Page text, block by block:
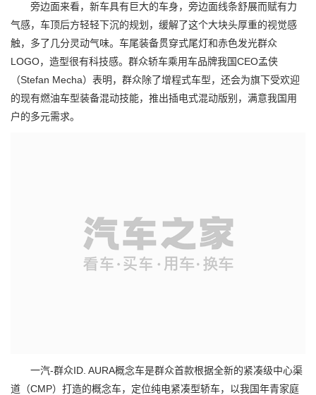
旁边面来看，新车具有巨大的车身，旁边面线条舒展而赋有力
气感，车顶后方轻轻下沉的规划，缓解了这个大块头厚重的视觉感
触，多了几分灵动气味。车尾装备贯穿式尾灯和赤色发光群众
LOGO，造型很有科技感。群众轿车乘用车品牌我国CEO孟侠
（Stefan Mecha）表明，群众除了增程式车型，还会为旗下受欢迎
的现有燃油车型装备混动技能，推出插电式混动版别，满意我国用
户的多元需求。
一汽-群众ID. AURA概念车是群众首款根据全新的紧凑级中心渠
道（CMP）打造的概念车，定位纯电紧凑型轿车，以我国年青家庭